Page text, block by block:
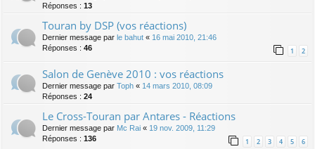
Réponses : 13
Touran by DSP (vos réactions)
Dernier message par le bahut « 16 mai 2010, 21:46
Réponses : 46 1 2
Salon de Genève 2010 : vos réactions
Dernier message par Toph « 14 mars 2010, 08:09
Réponses : 24
Le Cross-Touran par Antares - Réactions
Dernier message par Mc Rai « 19 nov. 2009, 11:29
Réponses : 136 1 2 3 4 5 6